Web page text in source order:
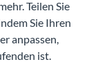
Teilen Sie
Sie Ihren
anpassen,
ist.